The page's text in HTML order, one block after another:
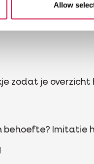
Allow
zodat je
Imitatie